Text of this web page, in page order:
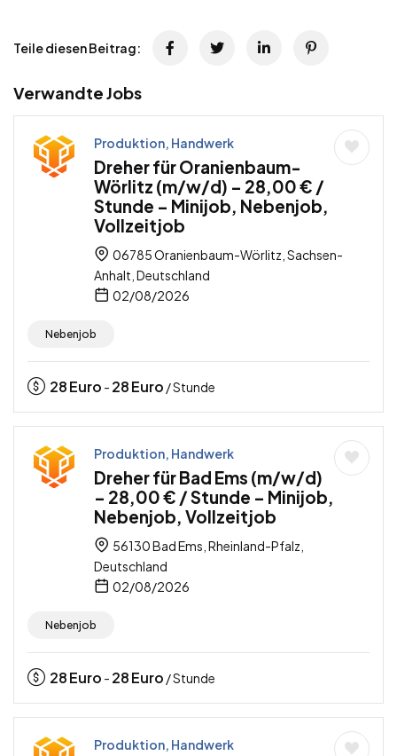
Teile diesen Beitrag:
Verwandte Jobs
Produktion, Handwerk
Dreher für Oranienbaum-
Wörlitz (m/w/d) – 28,00 € /
Stunde – Minijob, Nebenjob,
Vollzeitjob
06785 Oranienbaum-Wörlitz, Sachsen-
Anhalt, Deutschland
02/08/2026
Nebenjob
28Euro - 28Euro / Stunde
Produktion, Handwerk
Dreher für Bad Ems (m/w/d)
– 28,00 € / Stunde – Minijob,
Nebenjob, Vollzeitjob
56130 Bad Ems, Rheinland-Pfalz,
Deutschland
02/08/2026
Nebenjob
28Euro - 28Euro / Stunde
Produktion, Handwerk